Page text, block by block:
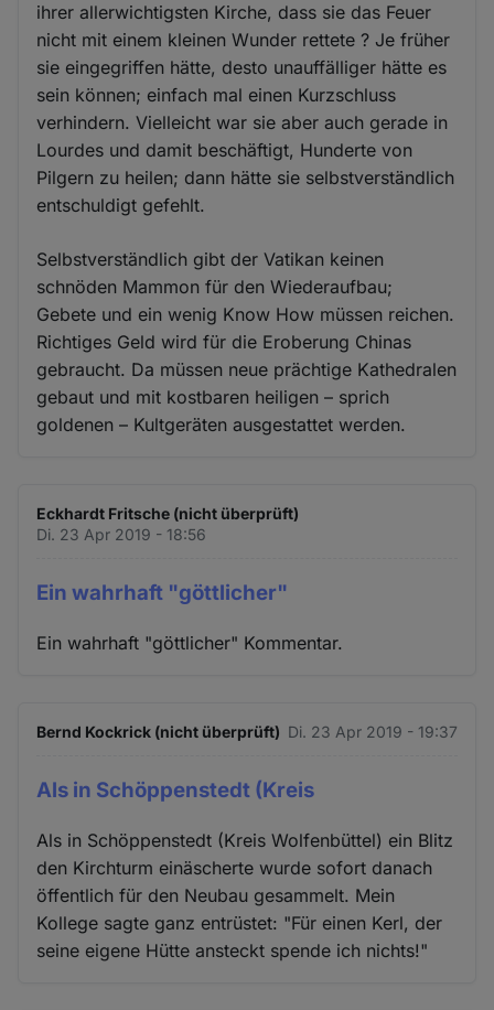
ihrer allerwichtigsten Kirche, dass sie das Feuer
nicht mit einem kleinen Wunder rettete ? Je früher
sie eingegriffen hätte, desto unauffälliger hätte es
sein können; einfach mal einen Kurzschluss
verhindern. Vielleicht war sie aber auch gerade in
Lourdes und damit beschäftigt, Hunderte von
Pilgern zu heilen; dann hätte sie selbstverständlich
entschuldigt gefehlt.
Selbstverständlich gibt der Vatikan keinen
schnöden Mammon für den Wiederaufbau;
Gebete und ein wenig Know How müssen reichen.
Richtiges Geld wird für die Eroberung Chinas
gebraucht. Da müssen neue prächtige Kathedralen
gebaut und mit kostbaren heiligen – sprich
goldenen – Kultgeräten ausgestattet werden.
Eckhardt Fritsche (nicht überprüft)
Di. 23 Apr 2019 - 18:56
Ein wahrhaft "göttlicher"
Ein wahrhaft "göttlicher" Kommentar.
Bernd Kockrick (nicht überprüft) Di. 23 Apr 2019 - 19:37
Als in Schöppenstedt (Kreis
Als in Schöppenstedt (Kreis Wolfenbüttel) ein Blitz
den Kirchturm einäscherte wurde sofort danach
öffentlich für den Neubau gesammelt. Mein
Kollege sagte ganz entrüstet: "Für einen Kerl, der
seine eigene Hütte ansteckt spende ich nichts!"